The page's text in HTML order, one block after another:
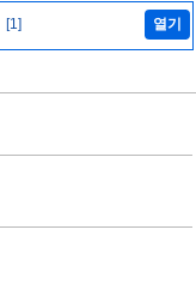
[1] 열기